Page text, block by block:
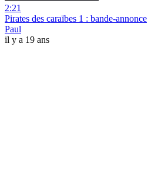
2:21
Pirates des caraïbes 1 : bande-annonce
Paul
il y a 19 ans